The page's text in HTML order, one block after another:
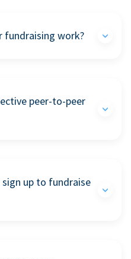
fundraising work?
peer-to-peer
up to fundraise